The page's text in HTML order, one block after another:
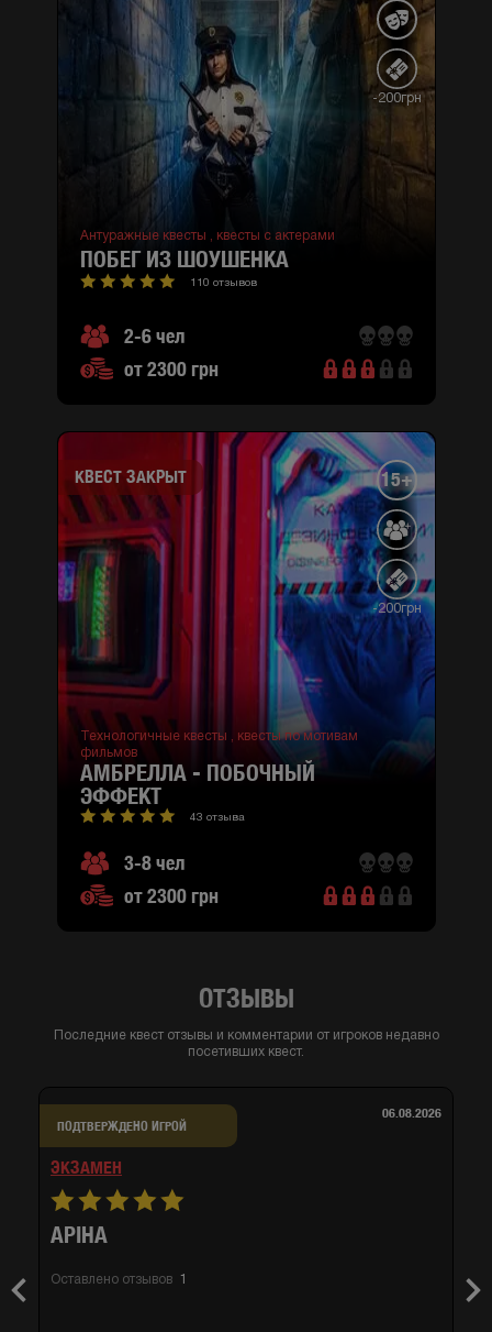
-200грн
Антуражные квесты , квесты с актерами
ПОБЕГ ИЗ ШОУШЕНКА
110 отзывов
2-6 чел
от 2300 грн
КВЕСТ ЗАКРЫТ 15+
-200грн
Технологичные квесты ,
квесты по мотивам
фильмов
АМБРЕЛЛА - ПОБОЧНЫЙ
ЭФФЕКТ
43 отзыва
3-8 чел
от 2300 грн
ОТЗЫВЫ
Последние квест отзывы и комментарии от игроков недавно
посетивших квест.
Previous
ЭКЗАМЕН
АРІНА
Оставлено отзывов 1
06.08.2026
ПОДТВЕРЖДЕНО ИГРОЙ